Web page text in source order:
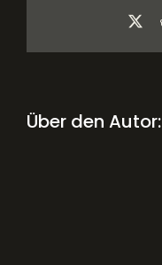
Über den Autor: